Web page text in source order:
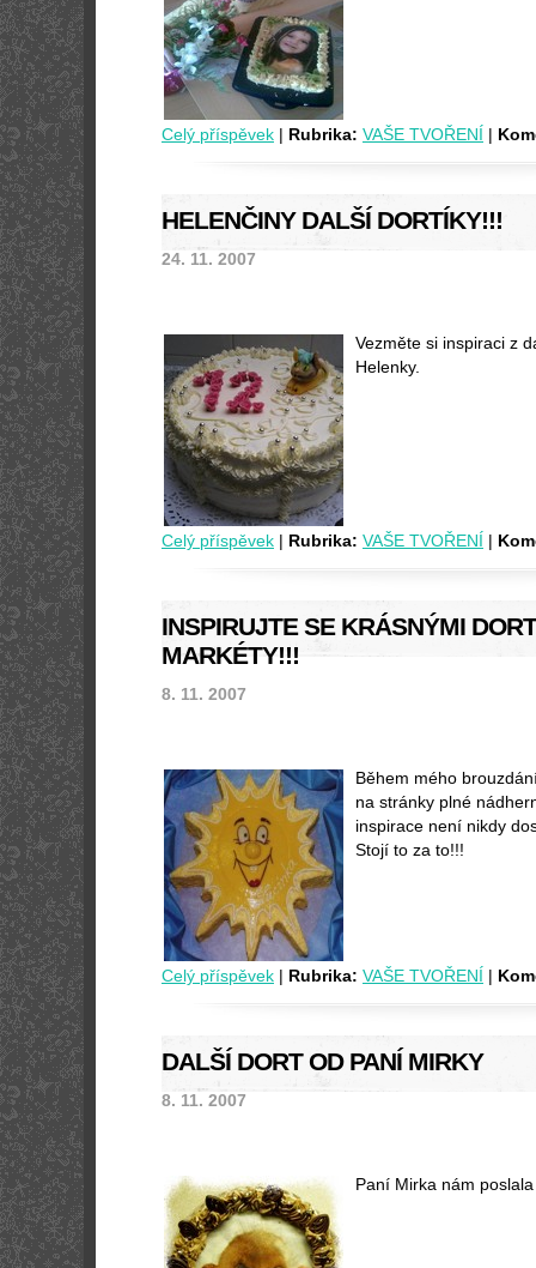
Celý příspěvek | Rubrika: VAŠE TVOŘENÍ |
HELENČINY DALŠÍ DORTÍKY!!!
24. 11. 2007
Vezměte si inspiraci z
Helenky.
Celý příspěvek | Rubrika: VAŠE TVOŘENÍ |
INSPIRUJTE SE KRÁSNÝMI
MARKÉTY!!!
8. 11. 2007
Během mého
na stránky plné
inspirace není nikdy
Stojí to za to!!!
Celý příspěvek | Rubrika: VAŠE TVOŘENÍ |
DALŠÍ DORT OD PANÍ MIRKY
8. 11. 2007
Paní Mirka nám